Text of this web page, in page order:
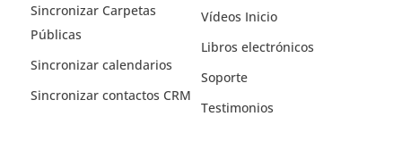
Sincronizar Carpetas
Públicas
Sincronizar calendarios
Sincronizar contactos CRM
Vídeos Inicio
Libros electrónicos
Soporte
Testimonios